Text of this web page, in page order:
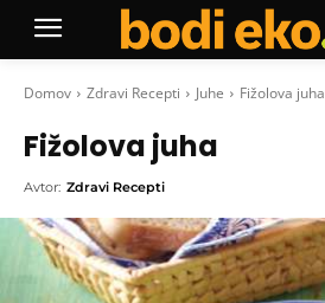
Domov Zdravi Recepti Juhe Fižolova juha
Fižolova juha
Avtor: Zdravi Recepti